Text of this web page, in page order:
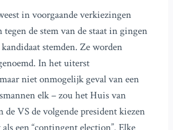
in voorgaande verkiezingen
de stem van de staat in gingen
stemden. Ze worden
In het uiterst
niet onmogelijk geval van een
elk – zou het Huis van
de VS de volgende president kiezen